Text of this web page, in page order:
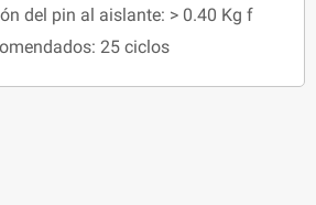
del pin al aislante: > 0.40 Kg f
25 ciclos